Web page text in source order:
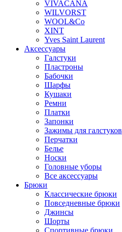
VIVACANA
WILVORST
WOOL&Co
XINT
Yves Saint Laurent
Аксессуары
Галстуки
Пластроны
Бабочки
Шарфы
Кушаки
Ремни
Платки
Запонки
Зажимы для галстуков
Перчатки
Белье
Носки
Головные уборы
Все аксессуары
Брюки
Классические брюки
Повседневные брюки
Джинсы
Шорты
Спортивные брюки